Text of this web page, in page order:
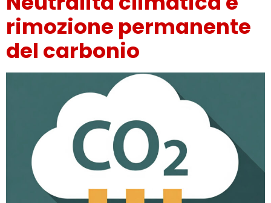
rimozione permanente
del carbonio